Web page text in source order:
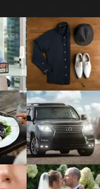
Фотосъемка одежды
в раскладку или на
модели
еды
меню
Фотосъемка
автомобилей и
другого транспорта
Свадебная
фотосъемка